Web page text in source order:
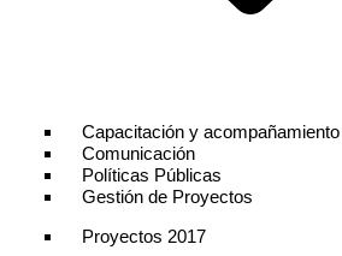
Capacitación y
Comunicación
Políticas Públicas
Gestión de Proyectos
Proyectos 2017